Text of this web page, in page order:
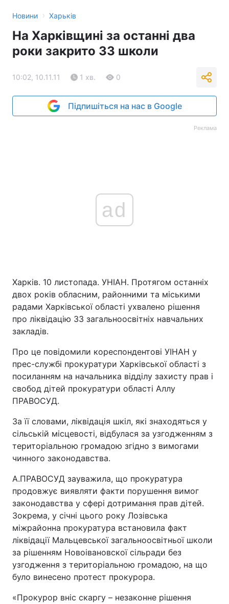
Новини › Харьків
На Харківщині за останні два
роки закрито 33 школи
10:02, 10.11.11 1 хв. 0
Підпишіться на нас в Google
Реклама
ad
Харків. 10 листопада. УНІАН. Протягом останніх
двох років обласним, районними та міськими
радами Харківської області ухвалено рішення
про ліквідацію 33 загальноосвітніх навчальних
закладів.
Про це повідомили кореспондентові УІНАН у
прес-службі прокуратури Харківської області з
посиланням на начальника відділу захисту прав і
свобод дітей прокуратури області Аллу
ПРАВОСУД.
За її словами, ліквідація шкіл, які знаходяться у
сільській місцевості, відбулася за узгодженням з
територіальною громадою згідно з вимогами
чинного законодавства.
А.ПРАВОСУД зауважила, що прокуратура
продовжує виявляти факти порушення вимог
законодавства у сфері дотримання прав дітей.
Зокрема, у січні цього року Лозівська
міжрайонна прокуратура встановила факт
ліквідації Мальцевської загальноосвітньої школи
за рішенням Новоівановскої сільради без
узгодження з територіальною громадою, на що
було винесено протест прокурора.
«Прокурор вніс скаргу – незаконне рішення